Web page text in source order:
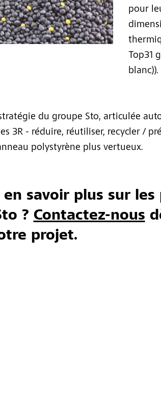
pour
Top31
blanc)).
du groupe Sto, articulée
3R - réduire, réutiliser, recycler /
polystyrène plus vertueux.
savoir plus sur les
? Contactez-nous
projet.